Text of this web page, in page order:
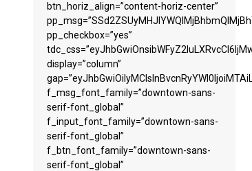
btn_horiz_align=”content-horiz-center”
pp_checkbox=”yes”
display=”column”
f_msg_font_family=”downtown-sans-
serif-font_global”
f_input_font_family=”downtown-sans-
serif-font_global”
f_btn_font_family=”downtown-sans-
serif-font_global”